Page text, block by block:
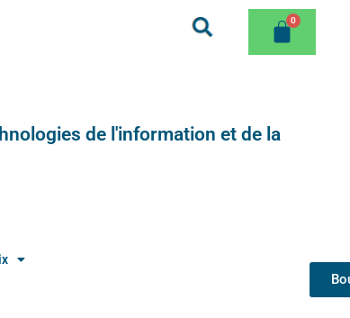
de l'information et de la